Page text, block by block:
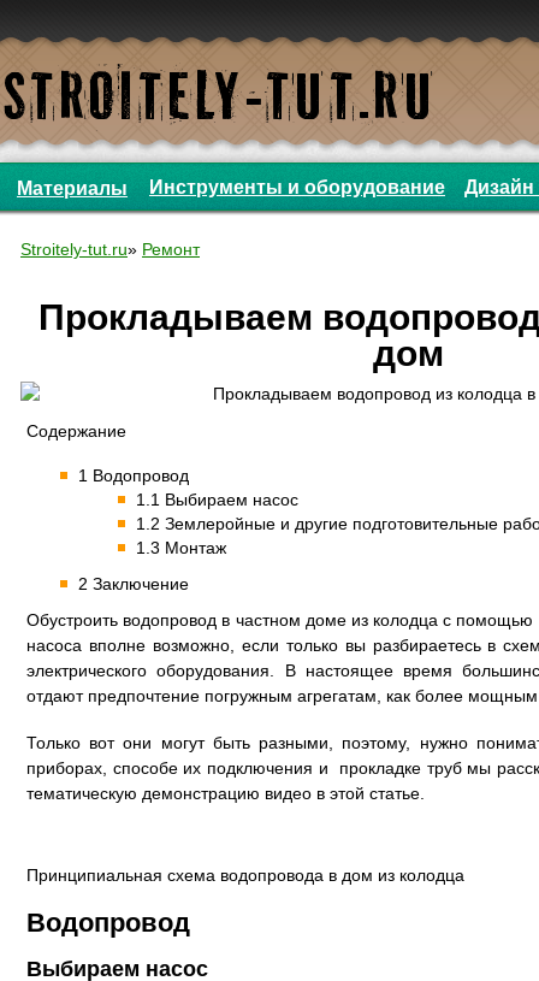
Материалы Инструменты и оборудование Дизайн
Stroitely-tut.ru» Ремонт
Прокладываем
дом
Содержание
1 Водопровод
1.1 Выбираем насос
1.2 Землеройные и другие подготовительные
1.3 Монтаж
2 Заключение
Обустроить водопровод в частном доме из колодца с помощью
насоса вполне возможно, если только вы разбираетесь в
электрического оборудования. В настоящее время
отдают предпочтение погружным агрегатам, как более
Только вот они могут быть разными, поэтому, нужно
приборах, способе их подключения и прокладке труб мы
тематическую демонстрацию видео в этой статье.
Принципиальная схема водопровода в дом из колодца
Водопровод
Выбираем насос